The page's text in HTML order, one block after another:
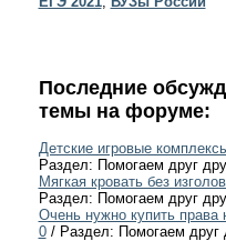
Последние
темы на форуме:
Детские игровые
Раздел: Помогаем друг
Мягкая кровать без
Раздел: Помогаем друг
Очень нужно купить права
0/ Раздел: Помогаем друг